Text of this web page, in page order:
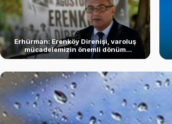
Erhürman: Erenköy Direnişi, varoluş
mücadelemizin önemli dönüm
noktalarından biri